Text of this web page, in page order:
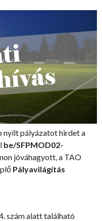
nyílt pályázatot hirdet a
be/SFPMOD02-
jóváhagyott, a TAO
Pályavilágítás
szám alatt található